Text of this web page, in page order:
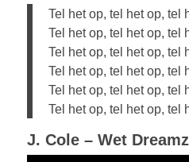
Tel het op, tel het op, tel
Tel het op, tel het op, tel
Tel het op, tel het op, tel
Tel het op, tel het op, tel
Tel het op, tel het op, tel
Tel het op, tel het op, tel
J. Cole – Wet Dreamz